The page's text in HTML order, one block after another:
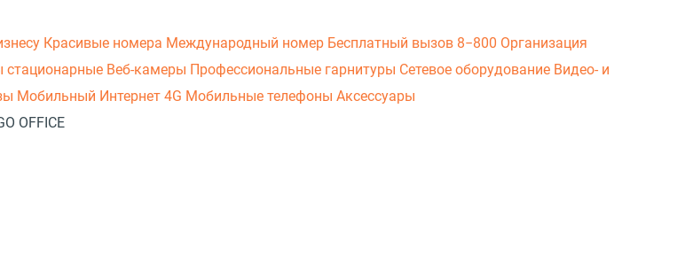
Красивые номера Международный номер Бесплатный вызов 8−800 Организация
стационарные Веб-камеры Профессиональные гарнитуры Сетевое оборудование Видео- и
Мобильный Интернет 4G Мобильные телефоны Аксессуары
OFFICE